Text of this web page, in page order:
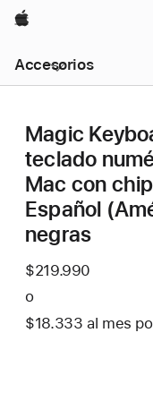
Apple
Accesorios
local
-
menúMagic
teclado
Mac con
Español
negras
$219.990
o
$18.333 al mes Al